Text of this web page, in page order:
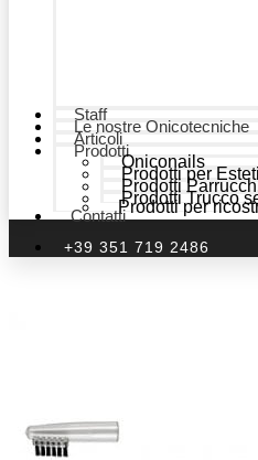
Staff
Le nostre Onicotecniche
Articoli
Prodotti
Oniconails
Prodotti per
Prodotti
Prodotti Trucco
Prodotti per
Contatti
+39 351 719 2486